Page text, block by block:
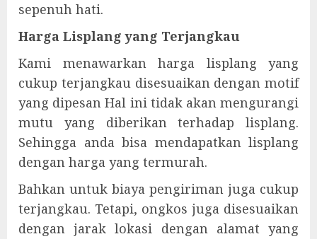
sepenuh hati.
Harga Lisplang yang Terjangkau
Kami menawarkan harga lisplang yang
cukup terjangkau disesuaikan dengan motif
yang dipesan Hal ini tidak akan mengurangi
mutu yang diberikan terhadap lisplang.
Sehingga anda bisa mendapatkan lisplang
dengan harga yang termurah.
Bahkan untuk biaya pengiriman juga cukup
terjangkau. Tetapi, ongkos juga disesuaikan
dengan jarak lokasi dengan alamat yang